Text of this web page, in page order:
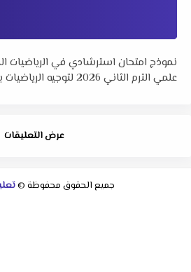
نموذج امتحان استرشادي في الرياضيات
علمي الترم الثاني 2026 لتوجيه الرياضيات بدمياط
عرض التعليقات
جميع الحقوق محفوظة ©